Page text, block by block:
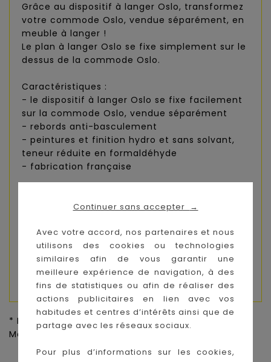
Continuer sans accepter →
Avec votre accord, nos partenaires et nous
utilisons des cookies ou technologies
similaires afin de vous garantir une
meilleure expérience de navigation, à des
fins de statistiques ou afin de réaliser des
actions publicitaires en lien avec vos
habitudes et centres d’intérêts ainsi que de
partage avec les réseaux sociaux.
Pour plus d’informations sur les cookies,
Grâce au dispositif à langer Oslo, transformez
votre commode Oslo, vendue séparément, en
meuble à langer !
Le plan à langer Oslo se fixe simplement sur le
dessus de la commode Oslo.
Caractéristiques :
- le dispositif à langer Oslo se fixe facilement
sur la commode Oslo, vendue séparément
- rebords anti-basculement
- peintures et finition hydro et sans solvant,
teneur réduite en formaldéhyde
- fabrication française
Composition : dimension du dessus 86 x 68 cm
Nécessite de démonter le dessus de la
commode pour le remplacer par celui du
dispositif à langer. Joues en panneau de fibres
moyenne densité laqué blanc.
* Prix de vente conseillé par le fournisseur pour la
Métropole,